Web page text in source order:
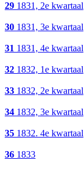
29 1831, 2e kwartaal
30 1831, 3e kwartaal
31 1831, 4e kwartaal
32 1832, 1e kwartaal
33 1832, 2e kwartaal
34 1832, 3e kwartaal
35 1832. 4e kwartaal
36 1833